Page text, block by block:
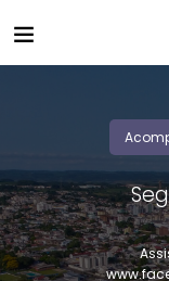
Seg